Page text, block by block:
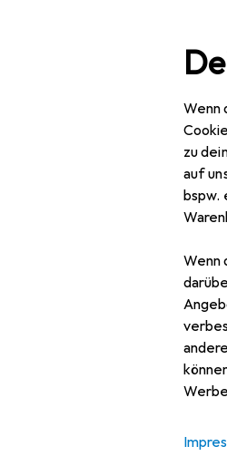
Wenn
zu
auf
bspw.
Wenn
Navigation nach Kategorien